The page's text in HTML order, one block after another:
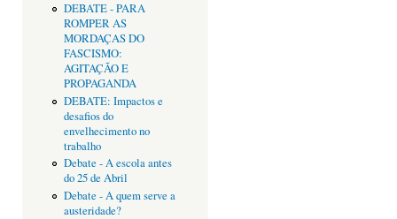
DEBATE - PARA
ROMPER AS
MORDAÇAS DO
FASCISMO:
AGITAÇÃO E
PROPAGANDA
DEBATE: Impactos e
desafios do
envelhecimento no
trabalho
Debate - A escola antes
do 25 de Abril
Debate - A quem serve a
austeridade?